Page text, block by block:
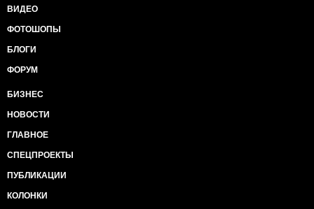
ВИДЕО
ФОТОШОПЫ
БЛОГИ
ФОРУМ
БИЗНЕС
НОВОСТИ
ГЛАВНОЕ
СПЕЦПРОЕКТЫ
ПУБЛИКАЦИИ
КОЛОНКИ